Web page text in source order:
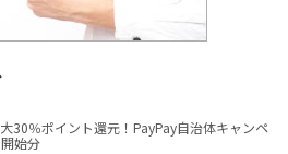
大30％ポイント還元！PayPay自治体キャンペ
始分